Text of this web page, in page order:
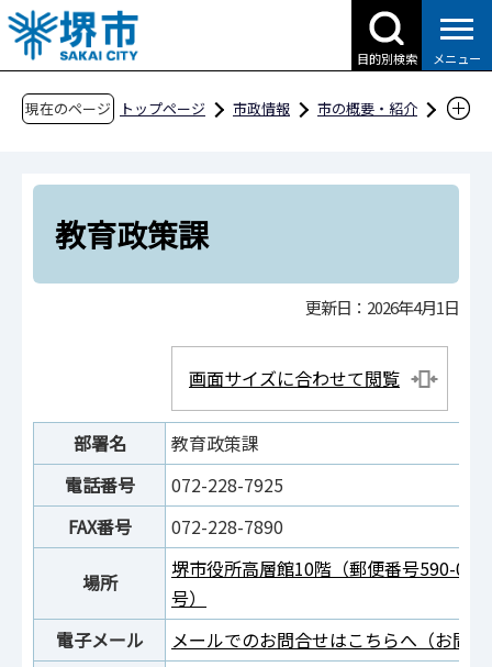
こ
の
ペ
目的別検索 メニュー
現在のページ トップページ 市政情報
市の概要・紹介
教育委員会事務局
総務部 教育政策課
教育政策課
更新日：2026年4月1日
画面サイズに合わせて閲覧
部署名
教育政策課
電話番号
072-228-7925
FAX番号
072-228-7890
場所
堺市役所高層館10階（郵便番号590-
号）
電子メール
メールでのお問合せはこちらへ（お問